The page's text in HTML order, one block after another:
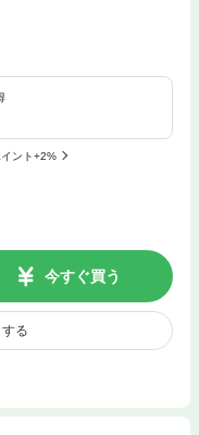
ント+2%
今すぐ買う
る